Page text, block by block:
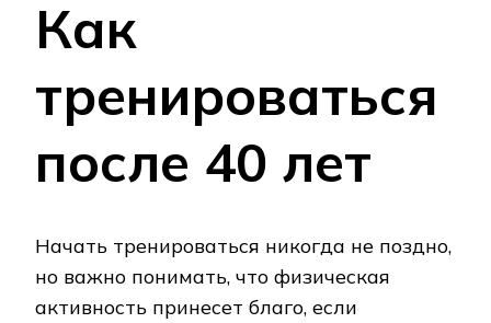
Как
тренироваться
после 40 лет
Начать тренироваться никогда не поздно,
но важно понимать, что физическая
активность принесет благо, если